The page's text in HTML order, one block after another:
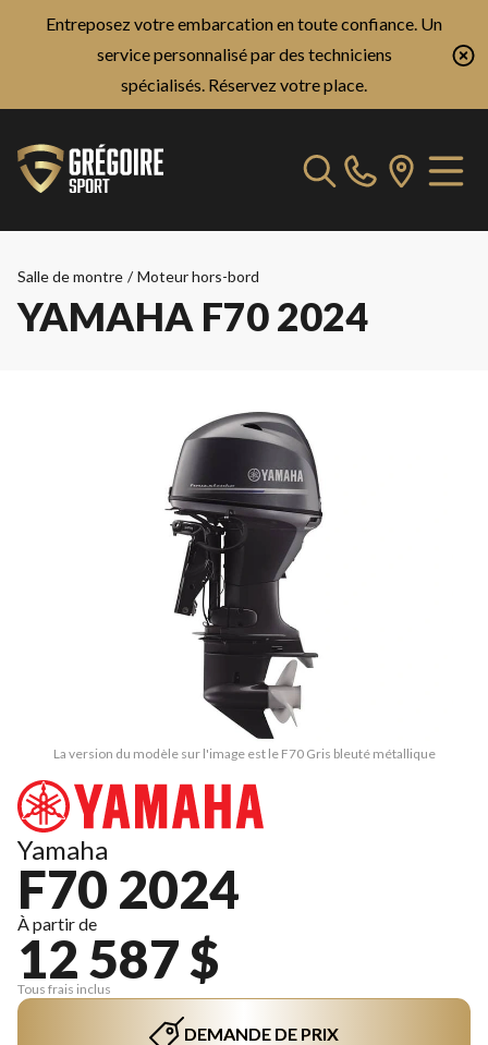
Entreposez votre embarcation en toute confiance. Un
service personnalisé par des techniciens
spécialisés. Réservez votre place.
Salle de montre / Moteur hors-bord
YAMAHA F70 2024
La version du modèle sur l'image est le F70 Gris bleuté métallique
Yamaha
F70 2024
À partir de
12 587 $
Tous frais inclus
DEMANDE DE PRIX